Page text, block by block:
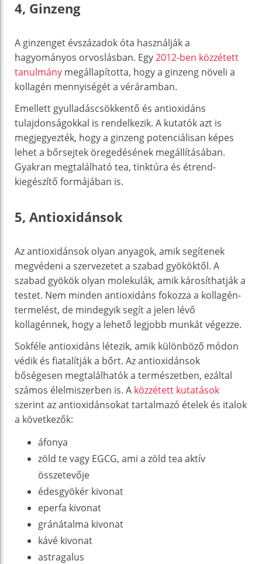
4, Ginzeng
A ginzenget évszázadok óta használják a
hagyományos orvoslásban. Egy2012-ben közzétett
tanulmány megállapította, hogy a ginzeng növeli a
kollagén mennyiségét a véráramban.
Emellett gyulladáscsökkentő és antioxidáns
tulajdonságokkal is rendelkezik. A kutatók azt is
megjegyezték, hogy a ginzeng potenciálisan képes
lehet a bőrsejtek öregedésének megállításában.
Gyakran megtalálható tea, tinktúra és étrend-
kiegészítő formájában is.
5, Antioxidánsok
Az antioxidánsok olyan anyagok, amik segítenek
megvédeni a szervezetet a szabad gyököktől. A
szabad gyökök olyan molekulák, amik károsíthatják a
testet. Nem minden antioxidáns fokozza a kollagén-
termelést, de mindegyik segít a jelen lévő
kollagénnek, hogy a lehető legjobb munkát végezze.
Sokféle antioxidáns létezik, amik különböző módon
védik és fiatalítják a bőrt. Az antioxidánsok
bőségesen megtalálhatók a természetben, ezáltal
számos élelmiszerben is. A közzétett kutatások
szerint az antioxidánsokat tartalmazó ételek és italok
a következők:
áfonya
zöld te vagy EGCG, ami a zöld tea aktív
összetevője
édesgyökér kivonat
eperfa kivonat
gránátalma kivonat
kávé kivonat
astragalus